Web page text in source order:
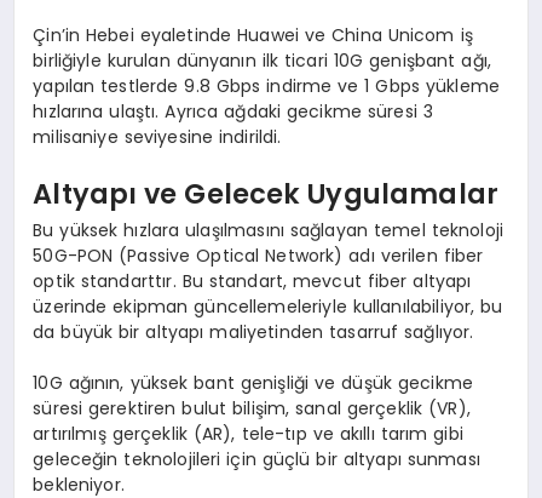
Çin’in Hebei eyaletinde Huawei ve China Unicom iş
birliğiyle kurulan dünyanın ilk ticari 10G genişbant ağı,
yapılan testlerde 9.8 Gbps indirme ve 1 Gbps yükleme
hızlarına ulaştı. Ayrıca ağdaki gecikme süresi 3
milisaniye seviyesine indirildi.
Altyapı ve Gelecek Uygulamalar
Bu yüksek hızlara ulaşılmasını sağlayan temel teknoloji
50G-PON (Passive Optical Network) adı verilen fiber
optik standarttır. Bu standart, mevcut fiber altyapı
üzerinde ekipman güncellemeleriyle kullanılabiliyor, bu
da büyük bir altyapı maliyetinden tasarruf sağlıyor.
10G ağının, yüksek bant genişliği ve düşük gecikme
süresi gerektiren bulut bilişim, sanal gerçeklik (VR),
artırılmış gerçeklik (AR), tele-tıp ve akıllı tarım gibi
geleceğin teknolojileri için güçlü bir altyapı sunması
bekleniyor.